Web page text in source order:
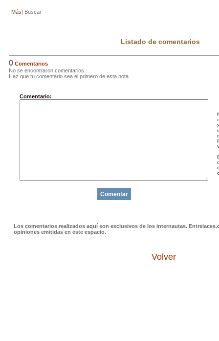
| Más| Buscar
Listado de comentarios
0 Comentarios
No se encontraron comentarios.
Haz que tu comentario sea el primero de esta nota
Comentario:
Los comentarios realizados aquí son exclusivos de los internautas.
opiniones emitidas en este espacio.
Volver